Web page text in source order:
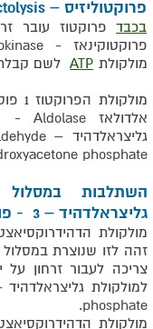
פרוקטוליזיס – Fructolysis
בכבדפרוקטוז עובר זרחון
מולקולת ATPלשם
מולקולת הפרוקטוז 1 פוספט עוברת "חיתוך" והמרה על ידי
אלדולאז B - Aldolase לשתי מולקולות בנות 3
phosphate.
השתלבות במסלול
גליצראלדהיד – 3 - פוספט
זהה לזו שנוצרת במסלול
צריכה לעבור זרחון על
phosphate.
מולקולת